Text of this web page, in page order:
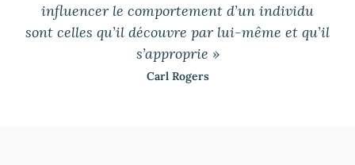
influencer le comportement d’un individu
sont celles qu’il découvre par lui-même et qu’il
s’approprie »
Carl Rogers